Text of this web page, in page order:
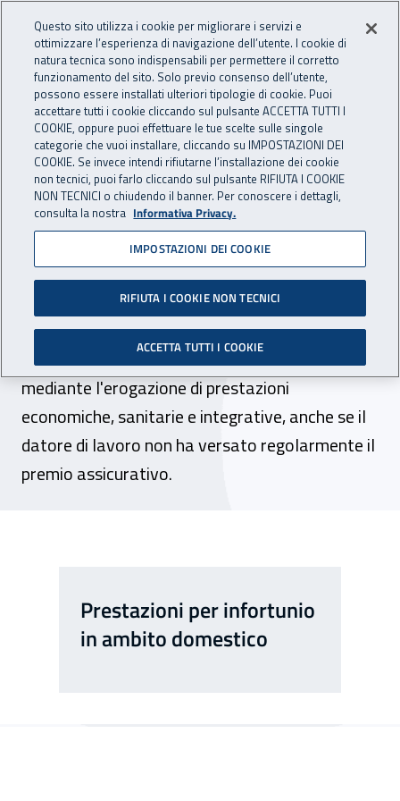
INAIL - Istituto Nazionale
ASSICURAZIONE Apri cerca
Navigazione principale
Navigazione - Ti trovi in:
Home Assicurazione
Assicurazioni speciali
Lavoro domestico (casalinghe/i)
Gli infortuni in ambito domestico
Prestazioni economiche
Prestazioni economiche
Sulla base del principio dell'"automaticità delle
prestazioni", l'Inail tutela i lavoratori che
subiscono un infortunio sul lavoro o
contraggono una malattia professionale
mediante l'erogazione di prestazioni
economiche, sanitarie e integrative, anche se il
datore di lavoro non ha versato regolarmente il
premio assicurativo.
Prestazioni per infortunio
in ambito domestico
Questo sito utilizza i cookie per migliorare i servizi e
ottimizzare l’esperienza di navigazione dell’utente. I cookie di
natura tecnica sono indispensabili per permettere il corretto
funzionamento del sito. Solo previo consenso dell’utente,
possono essere installati ulteriori tipologie di cookie. Puoi
accettare tutti i cookie cliccando sul pulsante ACCETTA TUTTI I
COOKIE, oppure puoi effettuare le tue scelte sulle singole
categorie che vuoi installare, cliccando su IMPOSTAZIONI DEI
COOKIE. Se invece intendi rifiutarne l’installazione dei cookie
non tecnici, puoi farlo cliccando sul pulsante RIFIUTA I COOKIE
NON TECNICI o chiudendo il banner. Per conoscere i dettagli,
consulta la nostra Informativa Privacy.
IMPOSTAZIONI DEI COOKIE
RIFIUTA I COOKIE NON TECNICI
ACCETTA TUTTI I COOKIE